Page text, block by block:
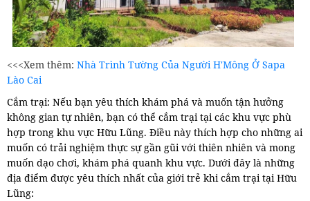
<<<Xem thêm: Nhà Trình Tường Của Người H'Mông Ở Sapa
Lào Cai
Cắm trại: Nếu bạn yêu thích khám phá và muốn tận hưởng
không gian tự nhiên, bạn có thể cắm trại tại các khu vực phù
hợp trong khu vực Hữu Lũng. Điều này thích hợp cho những ai
muốn có trải nghiệm thực sự gần gũi với thiên nhiên và mong
muốn dạo chơi, khám phá quanh khu vực. Dưới đây là những
địa điểm được yêu thích nhất của giới trẻ khi cắm trại tại Hữu
Lũng: